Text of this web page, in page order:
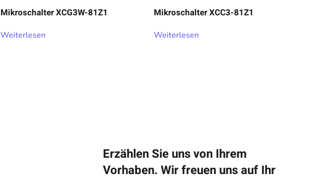
Mikroschalter XCG3W-81Z1
Weiterlesen
Mikroschalter XCC3-81Z1
Weiterlesen
Erzählen Sie uns von Ihrem
Vorhaben. Wir freuen uns auf Ihr